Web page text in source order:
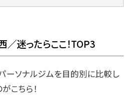
迷ったらここ！TOP3
ーソナルジムを目的別に比較し
こちら！